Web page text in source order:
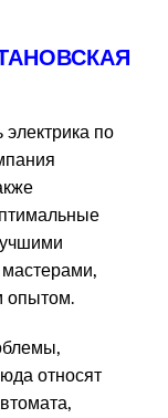
по
опытом.
относят